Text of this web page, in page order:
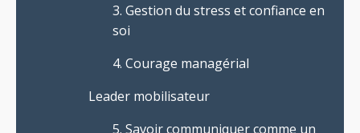
3. Gestion du stress et confiance en
soi
4. Courage managérial
Leader mobilisateur
5. Savoir communiquer comme un